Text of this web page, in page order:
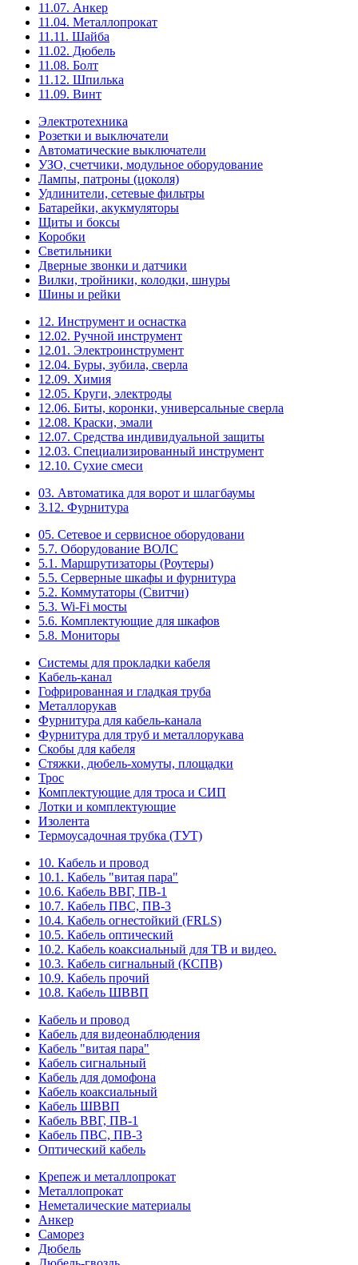
11.07. Анкер
11.04. Металлопрокат
11.11. Шайба
11.02. Дюбель
11.08. Болт
11.12. Шпилька
11.09. Винт
Электротехника
Розетки и выключатели
Автоматические выключатели
УЗО, счетчики, модульное оборудование
Лампы, патроны (цоколя)
Удлинители, сетевые фильтры
Батарейки, акукмуляторы
Щиты и боксы
Коробки
Светильники
Дверные звонки и датчики
Вилки, тройники, колодки, шнуры
Шины и рейки
12. Инструмент и оснастка
12.02. Ручной инструмент
12.01. Электроинструмент
12.04. Буры, зубила, сверла
12.09. Химия
12.05. Круги, электроды
12.06. Биты, коронки, универсальные сверла
12.08. Краски, эмали
12.07. Средства индивидуальной защиты
12.03. Специализированный инструмент
12.10. Сухие смеси
03. Автоматика для ворот и шлагбаумы
3.12. Фурнитура
05. Сетевое и сервисное оборудовани
5.7. Оборудование ВОЛС
5.1. Маршрутизаторы (Роутеры)
5.5. Серверные шкафы и фурнитура
5.2. Коммутаторы (Свитчи)
5.3. Wi-Fi мосты
5.6. Комплектующие для шкафов
5.8. Мониторы
Системы для прокладки кабеля
Кабель-канал
Гофрированная и гладкая труба
Металлорукав
Фурнитура для кабель-канала
Фурнитура для труб и металлорукава
Скобы для кабеля
Стяжки, дюбель-хомуты, площадки
Трос
Комплектующие для троса и СИП
Лотки и комплектующие
Изолента
Термоусадочная трубка (ТУТ)
10. Кабель и провод
10.1. Кабель "витая пара"
10.6. Кабель ВВГ, ПВ-1
10.7. Кабель ПВС, ПВ-3
10.4. Кабель огнестойкий (FRLS)
10.5. Кабель оптический
10.2. Кабель коаксиальный для ТВ и видео.
10.3. Кабель сигнальный (КСПВ)
10.9. Кабель прочий
10.8. Кабель ШВВП
Кабель и провод
Кабель для видеонаблюдения
Кабель "витая пара"
Кабель сигнальный
Кабель для домофона
Кабель коаксиальный
Кабель ШВВП
Кабель ВВГ, ПВ-1
Кабель ПВС, ПВ-3
Оптический кабель
Крепеж и металлопрокат
Металлопрокат
Неметалические материалы
Анкер
Саморез
Дюбель